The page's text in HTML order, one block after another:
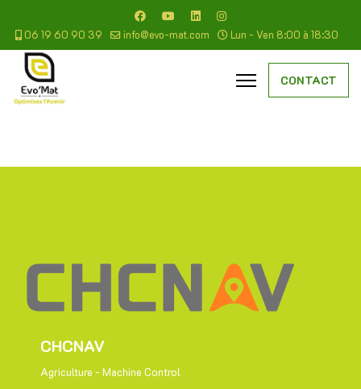
06 19 60 90 39 info@evo-mat.com Lun - Ven 8:00 à 18:30
CONTACT
CHCNAV
Agriculture - Machine Control